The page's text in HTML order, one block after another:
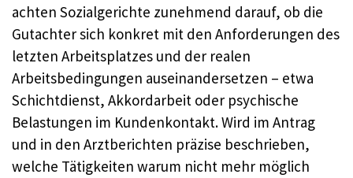
achten Sozialgerichte zunehmend darauf, ob die
Gutachter sich konkret mit den Anforderungen des
letzten Arbeitsplatzes und der realen
Arbeitsbedingungen auseinandersetzen – etwa
Schichtdienst, Akkordarbeit oder psychische
Belastungen im Kundenkontakt. Wird im Antrag
und in den Arztberichten präzise beschrieben,
welche Tätigkeiten warum nicht mehr möglich